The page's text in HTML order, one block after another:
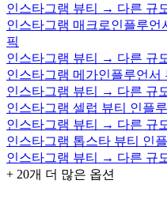
인스타그램 뷰티 → 다른 규
인스타그램 매크로인플루언
픽
인스타그램 뷰티 → 다른 규
인스타그램 메가인플루언서
인스타그램 뷰티 → 다른 규
인스타그램 셀럽 뷰티 인플
인스타그램 뷰티 → 다른 규
인스타그램 톱스타 뷰티 인
인스타그램 뷰티 → 다른 규
+ 20개 더 많은 옵션